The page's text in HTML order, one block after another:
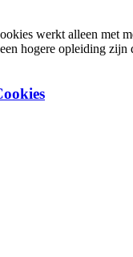
werkt alleen met
hogere opleiding